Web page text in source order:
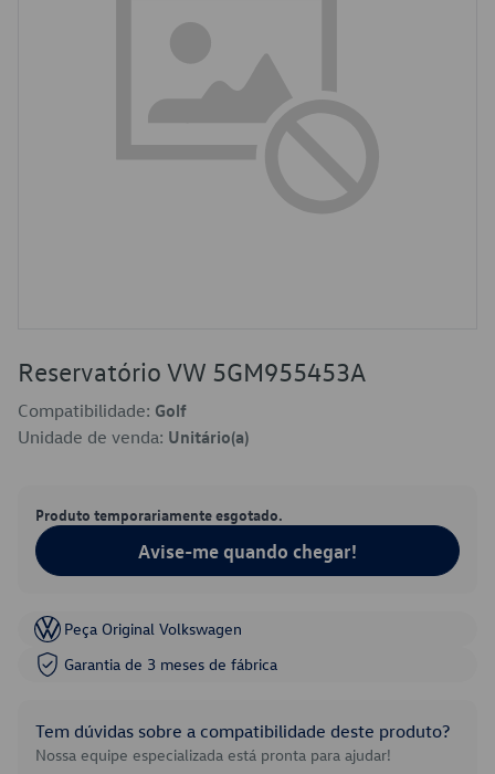
Reservatório VW 5GM955453A
Compatibilidade: Golf
Unidade de venda: Unitário(a)
Produto temporariamente esgotado.
Avise-me quando chegar!
Peça Original Volkswagen
Garantia de 3 meses de fábrica
Tem dúvidas sobre a compatibilidade deste produto?
Nossa equipe especializada está pronta para ajudar!